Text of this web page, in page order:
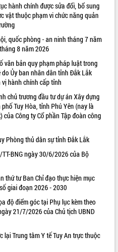
hành chính được sửa đổi, bổ sung
vật thuộc phạm vi chức năng quản
quốc phòng - an ninh tháng 7 năm
8 năm 2026
văn bản quy phạm pháp luật trong
Ủy ban nhân dân tỉnh Đắk Lắk
hành chính cấp tỉnh
chủ trương đầu tư dự án Xây dựng
Tuy Hòa, tỉnh Phú Yên (nay là
Công ty Cổ phần Tập đoàn công
Phòng thủ dân sự tỉnh Đắk Lắk
BNG ngày 30/6/2026 của Bộ
thứ tư Ban Chỉ đạo thực hiện mục
giai đoạn 2026 - 2030
độ điểm góc tại Phụ lục kèm theo
21/7/2026 của Chủ tịch UBND
lại Trung tâm Y tế Tuy An trực thuộc